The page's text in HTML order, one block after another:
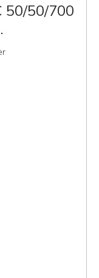
50/50/700